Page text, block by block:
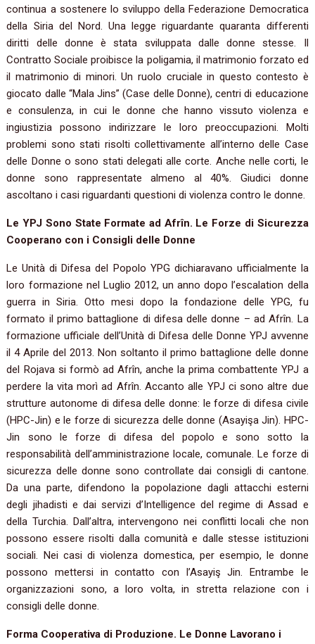
continua a sostenere lo sviluppo della Federazione Democratica
della Siria del Nord. Una legge riguardante quaranta differenti
diritti delle donne è stata sviluppata dalle donne stesse. Il
Contratto Sociale proibisce la poligamia, il matrimonio forzato ed
il matrimonio di minori. Un ruolo cruciale in questo contesto è
giocato dalle “Mala Jins” (Case delle Donne), centri di educazione
e consulenza, in cui le donne che hanno vissuto violenza e
ingiustizia possono indirizzare le loro preoccupazioni. Molti
problemi sono stati risolti collettivamente all’interno delle Case
delle Donne o sono stati delegati alle corte. Anche nelle corti, le
donne sono rappresentate almeno al 40%. Giudici donne
ascoltano i casi riguardanti questioni di violenza contro le donne.
Le YPJ Sono State Formate ad Afrîn. Le Forze di Sicurezza
Cooperano con i Consigli delle Donne
Le Unità di Difesa del Popolo YPG dichiaravano ufficialmente la
loro formazione nel Luglio 2012, un anno dopo l’escalation della
guerra in Siria. Otto mesi dopo la fondazione delle YPG, fu
formato il primo battaglione di difesa delle donne – ad Afrîn. La
formazione ufficiale dell’Unità di Difesa delle Donne YPJ avvenne
il 4 Aprile del 2013. Non soltanto il primo battaglione delle donne
del Rojava si formò ad Afrîn, anche la prima combattente YPJ a
perdere la vita morì ad Afrîn. Accanto alle YPJ ci sono altre due
strutture autonome di difesa delle donne: le forze di difesa civile
(HPC-Jin) e le forze di sicurezza delle donne (Asayişa Jin). HPC-
Jin sono le forze di difesa del popolo e sono sotto la
responsabilità dell’amministrazione locale, comunale. Le forze di
sicurezza delle donne sono controllate dai consigli di cantone.
Da una parte, difendono la popolazione dagli attacchi esterni
degli jihadisti e dai servizi d’Intelligence del regime di Assad e
della Turchia. Dall’altra, intervengono nei conflitti locali che non
possono essere risolti dalla comunità e dalle stesse istituzioni
sociali. Nei casi di violenza domestica, per esempio, le donne
possono mettersi in contatto con l’Asayiş Jin. Entrambe le
organizzazioni sono, a loro volta, in stretta relazione con i
consigli delle donne.
Forma Cooperativa di Produzione. Le Donne Lavorano i